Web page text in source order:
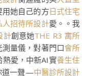
她自己的方日式住宅
人招待所設計愛。。我
計創意她THE R3 寓所
量儀，對著門口會所
熱愛，中新AI實養生住
道一聲—中醫診所設計